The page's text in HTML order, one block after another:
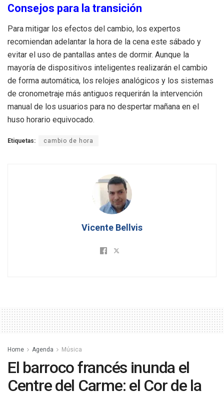
Consejos para la transición
Para mitigar los efectos del cambio, los expertos
recomiendan adelantar la hora de la cena este sábado y
evitar el uso de pantallas antes de dormir. Aunque la
mayoría de dispositivos inteligentes realizarán el cambio
de forma automática, los relojes analógicos y los sistemas
de cronometraje más antiguos requerirán la intervención
manual de los usuarios para no despertar mañana en el
huso horario equivocado.
Etiquetas: cambio de hora
Vicente Bellvis
Home Agenda Música
El barroco francés inunda el
Centre del Carme: el Cor de la